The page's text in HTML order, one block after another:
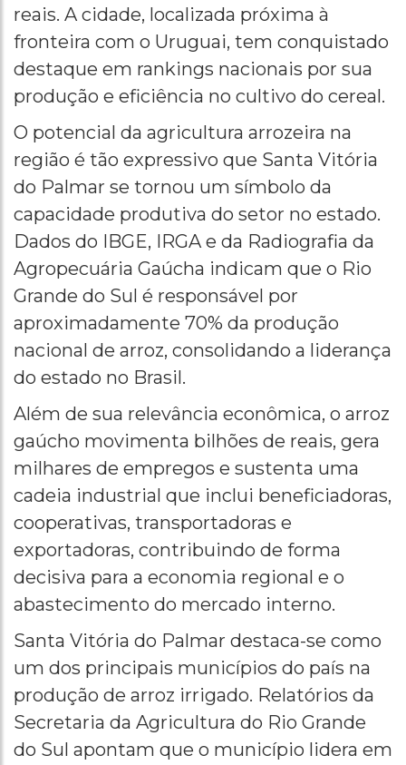
reais. A cidade, localizada próxima à
fronteira com o Uruguai, tem conquistado
destaque em rankings nacionais por sua
produção e eficiência no cultivo do cereal.
O potencial da agricultura arrozeira na
região é tão expressivo que Santa Vitória
do Palmar se tornou um símbolo da
capacidade produtiva do setor no estado.
Dados do IBGE, IRGA e da Radiografia da
Agropecuária Gaúcha indicam que o Rio
Grande do Sul é responsável por
aproximadamente 70% da produção
nacional de arroz, consolidando a liderança
do estado no Brasil.
Além de sua relevância econômica, o arroz
gaúcho movimenta bilhões de reais, gera
milhares de empregos e sustenta uma
cadeia industrial que inclui beneficiadoras,
cooperativas, transportadoras e
exportadoras, contribuindo de forma
decisiva para a economia regional e o
abastecimento do mercado interno.
Santa Vitória do Palmar destaca-se como
um dos principais municípios do país na
produção de arroz irrigado. Relatórios da
Secretaria da Agricultura do Rio Grande
do Sul apontam que o município lidera em